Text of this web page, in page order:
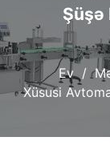
Şüşə
Ev
Xüsusi